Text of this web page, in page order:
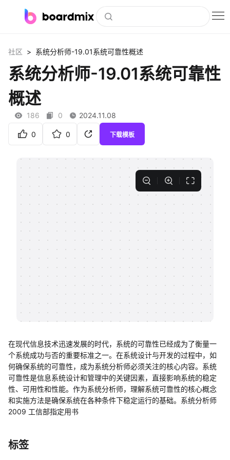
社区资源
会员
企业服务
客户案例
支持
帮助中心
知识分享社区
社区 > 系统分析师-19.01系统可靠性概述
系统分析师-19.01系统可靠性
概述
186 0 2024.11.08
0 0 下载模板
在现代信息技术迅速发展的时代，系统的可靠性已经成为了衡量一
个系统成功与否的重要标准之一。在系统设计与开发的过程中，如
何确保系统的可靠性，成为系统分析师必须关注的核心内容。系统
可靠性是信息系统设计和管理中的关键因素，直接影响系统的稳定
性、可用性和性能。作为系统分析师，理解系统可靠性的核心概念
和实施方法是确保系统在各种条件下稳定运行的基础。系统分析师
2009 工信部指定用书
标签